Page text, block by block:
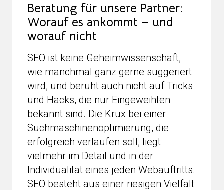
Beratung für unsere Partner:
Worauf es ankommt – und
worauf nicht
SEO ist keine Geheimwissenschaft,
wie manchmal ganz gerne suggeriert
wird, und beruht auch nicht auf Tricks
und Hacks, die nur Eingeweihten
bekannt sind. Die Krux bei einer
Suchmaschinenoptimierung, die
erfolgreich verlaufen soll, liegt
vielmehr im Detail und in der
Individualität eines jeden Webauftritts.
SEO besteht aus einer riesigen Vielfalt